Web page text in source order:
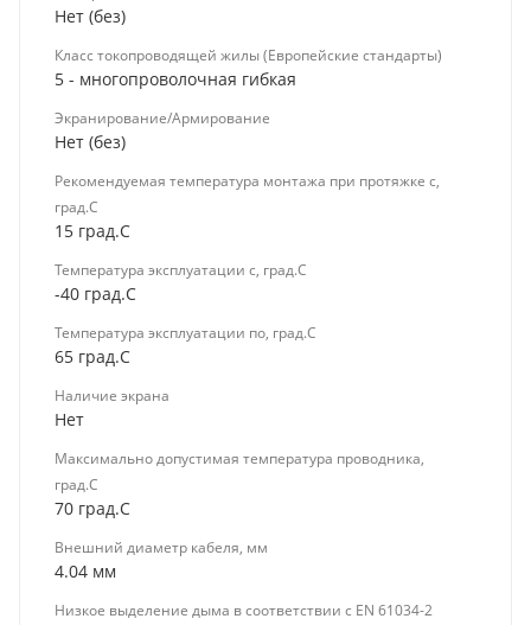
Нет (без)
Класс токопроводящей жилы (Европейские стандарты)
5 - многопроволочная гибкая
Экранирование/Армирование
Нет (без)
Рекомендуемая температура монтажа при протяжке с,
град.C
15 град.C
Температура эксплуатации с, град.C
-40 град.C
Температура эксплуатации по, град.C
65 град.C
Наличие экрана
Нет
Максимально допустимая температура проводника,
град.C
70 град.C
Внешний диаметр кабеля, мм
4.04 мм
Низкое выделение дыма в соответствии с EN 61034-2